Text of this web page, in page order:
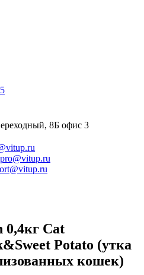
8Б офис 3
pro@vitup.ru
0,4кг Cat
Potato (утка
кошек)